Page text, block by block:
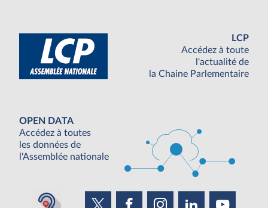
LCP
Accédez à toute
l'actualité de
la Chaine Parlementaire
OPEN DATA
Accédez à toutes
les données de
l'Assemblée nationale